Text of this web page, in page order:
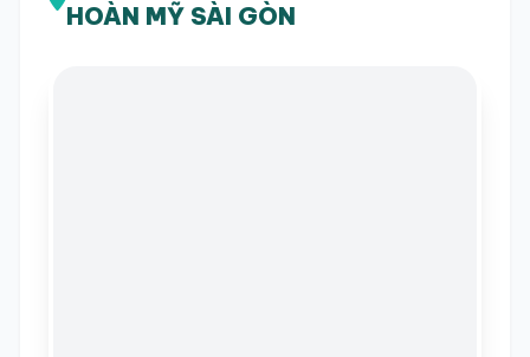
HOÀN MỸ SÀI GÒN